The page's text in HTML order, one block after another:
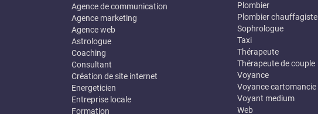
Agence de communication
Agence marketing
Agence web
Astrologue
Coaching
Consultant
Création de site internet
Energeticien
Entreprise locale
Formation
Plombier
Plombier chauffagiste
Sophrologue
Taxi
Thérapeute
Thérapeute de couple
Voyance
Voyance cartomancie
Voyant medium
Web